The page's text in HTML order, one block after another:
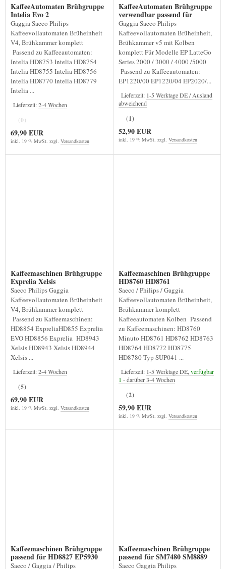
KaffeeAutomaten Brühgruppe
Intelia Evo 2
Gaggia Saeco Philips
Kaffeevollautomaten Brüheinheit
V4, Brühkammer komplett
Passend zu Kaffeeautomaten:
Intelia HD8753 Intelia HD8754
Intelia HD8755 Intelia HD8756
Intelia HD8770 Intelia HD8779
Intelia ...
Lieferzeit:2-4 Wochen
(0)
69,90 EUR
inkl. 19 % MwSt. zzgl. Versandkosten
KaffeeAutomaten Brühgruppe
verwendbar passend für
EP2020-EP5447
Gaggia Saeco Philips
Kaffeevollautomaten Brüheinheit,
Brühkammer v5 mit Kolben
komplett Für Modelle EP LatteGo
Series 2000 / 3000 / 4000 /5000
Passend zu Kaffeeautomaten:
EP1220/00 EP1220/04 EP2020/...
Lieferzeit: 1-5 Werktage DE / Ausland
abweichend
(1)
52,90 EUR
inkl. 19 % MwSt. zzgl. Versandkosten
Kaffeemaschinen Brühgruppe
Exprelia Xelsis
Saeco Philips Gaggia
Kaffeevollautomaten Brüheinheit
V4, Brühkammer komplett
Passend zu Kaffeemaschinen:
HD8854 ExpreliaHD855 Exprelia
EVO HD8856 Exprelia HD8943
Xelsis HD8943 Xelsis HD8944
Xelsis ...
Lieferzeit:2-4 Wochen
(5)
69,90 EUR
inkl. 19 % MwSt. zzgl. Versandkosten
Kaffeemaschinen Brühgruppe
HD8760 HD8761
Saeco / Philips / Gaggia
Kaffeevollautomaten Brüheinheit,
Brühkammer komplett
Kaffeeautomaten Kolben Passend
zu Kaffeemaschinen: HD8760
Minuto HD8761 HD8762 HD8763
HD8764 HD8772 HD8775
HD8780 Typ SUP041 ...
Lieferzeit: 1-5 Werktage DE, verfügbar
1 - darüber 3-4 Wochen
(2)
59,90 EUR
inkl. 19 % MwSt. zzgl. Versandkosten
Kaffeemaschinen Brühgruppe
passend für HD8827 EP5930
Saeco / Gaggia / Philips
Kaffeemaschinen Brühgruppe
passend für SM7480 SM8889
Saeco Gaggia Philips